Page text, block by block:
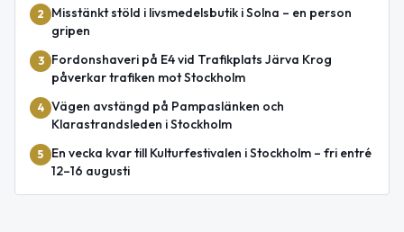
2
Misstänkt stöld i livsmedelsbutik i Solna – en person
gripen
3
Fordonshaveri på E4 vid Trafikplats Järva Krog
påverkar trafiken mot Stockholm
4 Vägen avstängd på Pampaslänken och
Klarastrandsleden i Stockholm
5
En vecka kvar till Kulturfestivalen i Stockholm – fri entré
12–16 augusti